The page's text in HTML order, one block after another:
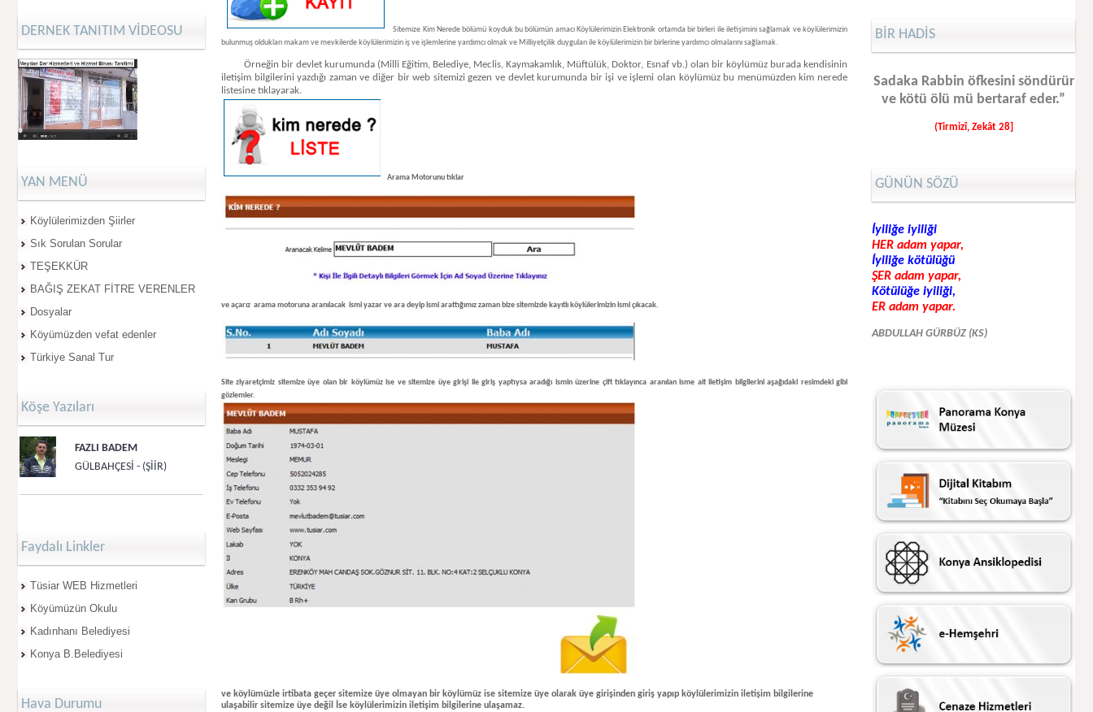
DERNEK TANITIM VİDEOSU
YAN MENÜ
Köylülerimizden Şiirler
Sık Sorulan Sorular
TEŞEKKÜR
BAĞIŞ ZEKAT FİTRE VERENLER
Dosyalar
Köyümüzden vefat edenler
Türkiye Sanal Tur
Köşe Yazıları
FAZLI BADEM
GÜLBAHÇESİ - (ŞİİR)
Faydalı Linkler
Tüsiar WEB Hizmetleri
Köyümüzün Okulu
Kadınhanı Belediyesi
Konya B.Belediyesi
Hava Durumu
Sitemize Kim Nerede bölümü koyduk bu bölümün amacı Köylülerimizin Elektronik ortamda bir birleri ile iletişimini sağlamak ve köylülerimizin
bulunmuş oldukları makam ve mevkilerde köylülerimizin iş ve işlemlerine yardımcı olmak ve Milliyetçilik duyguları ile köylülerimizin bir birlerine yardımcı olmalarını sağlamak.
Örneğin bir devlet kurumunda (Milli Eğitim, Belediye, Meclis, Kaymakamlık, Müftülük, Doktor, Esnaf vb.) olan bir köylümüz burada kendisinin
iletişim bilgilerini yazdığı zaman ve diğer bir web sitemizi gezen ve devlet kurumunda bir işi ve işlemi olan köylümüz bu menümüzden kim nerede
listesine tıklayarak.
Arama Motorunu tıklar
ve açarız arama motoruna aranılacak ismi yazar ve ara deyip ismi arattığımız zaman bize sitemizde kayıtlı köylülerimizin ismi çıkacak.
Site ziyaretçimiz sitemize üye olan bir köylümüz ise ve sitemize üye girişi ile giriş yaptıysa aradığı ismin üzerine çift tıklayınca aranılan isme ait iletişim bilgilerini aşağıdaki resimdeki gibi
gözlemler.
ve köylümüzle irtibata geçer sitemize üye olmayan bir köylümüz ise sitemize üye olarak üye girişinden giriş yapıp köylülerimizin iletişim bilgilerine
ulaşabilir sitemize üye değil İse köylülerimizin iletişim bilgilerine ulaşamaz.
BİR HADİS
Sadaka Rabbin öfkesini söndürür
ve kötü ölü mü bertaraf eder.”
(Tirmizî, Zekât 28]
GÜNÜN SÖZÜ
İyiliğe iyiliği
HER adam yapar,
İyiliğe kötülüğü
ŞER adam yapar,
Kötülüğe iyiliği,
ER adam yapar.
ABDULLAH GÜRBÜZ (KS)